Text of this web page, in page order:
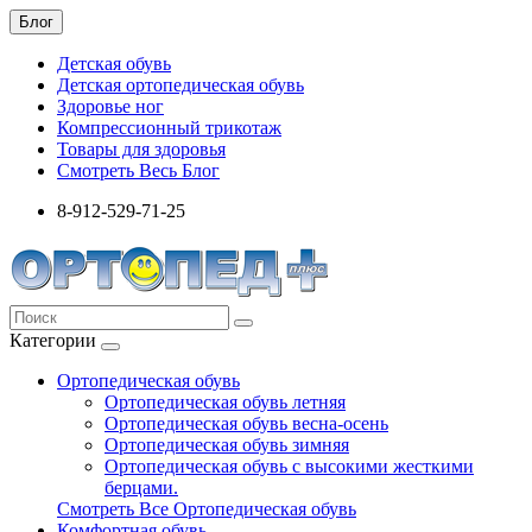
Блог
Детская обувь
Детская ортопедическая обувь
Здоровье ног
Компрессионный трикотаж
Товары для здоровья
Смотреть Весь Блог
8-912-529-71-25
Категории
Ортопедическая обувь
Ортопедическая обувь летняя
Ортопедическая обувь весна-осень
Ортопедическая обувь зимняя
Ортопедическая обувь с высокими жесткими
берцами.
Смотреть Все Ортопедическая обувь